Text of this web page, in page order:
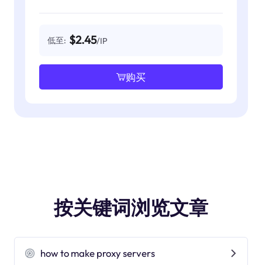
低至: $2.45/IP
购买
按关键词浏览文章
how to make proxy servers